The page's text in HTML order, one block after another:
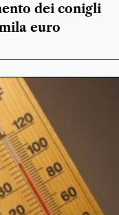
dei conigli
euro